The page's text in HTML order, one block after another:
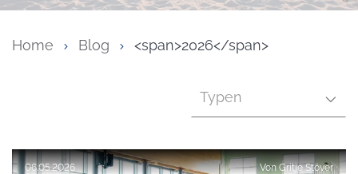
Home Blog <span>2026</span>
Typen
Veröffentlicht am:
06.05.2026 VonGritje Stöver